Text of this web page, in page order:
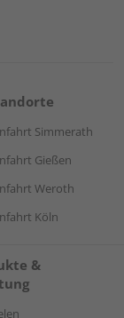
Simmerath
Gießen
Weroth
Köln
&